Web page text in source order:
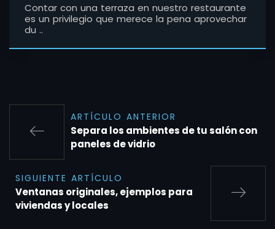
Contar con una terraza en nuestro restaurante
es un privilegio que merece la pena aprovechar
du ..
ARTÍCULO ANTERIOR
Separa los ambientes de tu salón con
paneles de vidrio
SIGUIENTE ARTÍCULO
Ventanas originales, ejemplos para
viviendas y locales